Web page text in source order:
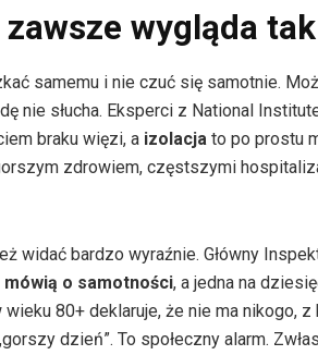
wygląda
samemu i nie czuć się samotnie.
nie słucha. Eksperci z National
braku więzi, a izolacja to po prostu
zdrowiem, częstszymi
widać bardzo wyraźnie. Główny
o samotności, a jedna na
80+ deklaruje, że nie ma nikogo, z
dzień”. To społeczny alarm.